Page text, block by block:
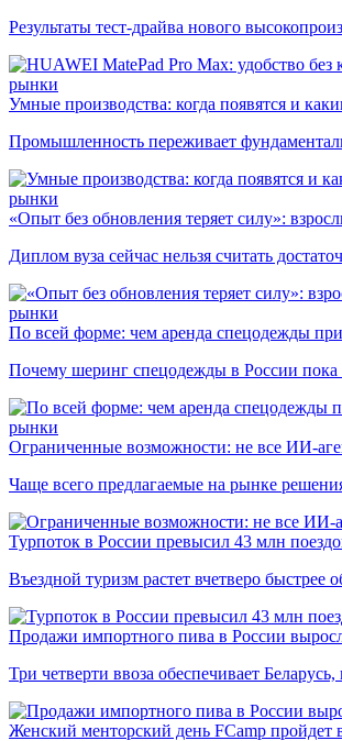
Результаты тест-драйва нового
рынки
Умные производства: когда появятся и
Промышленность переживает
рынки
«Опыт без обновления теряет силу»:
Диплом вуза сейчас нельзя считать
рынки
По всей форме: чем аренда спецодежды
Почему шеринг спецодежды в России пока
рынки
Ограниченные возможности: не все ИИ-
Чаще всего предлагаемые на рынке
Турпоток в России превысил 43 млн
Въездной туризм растет вчетверо
Продажи импортного пива в России
Три четверти ввоза обеспечивает
Женский менторский день FCamp пройдет